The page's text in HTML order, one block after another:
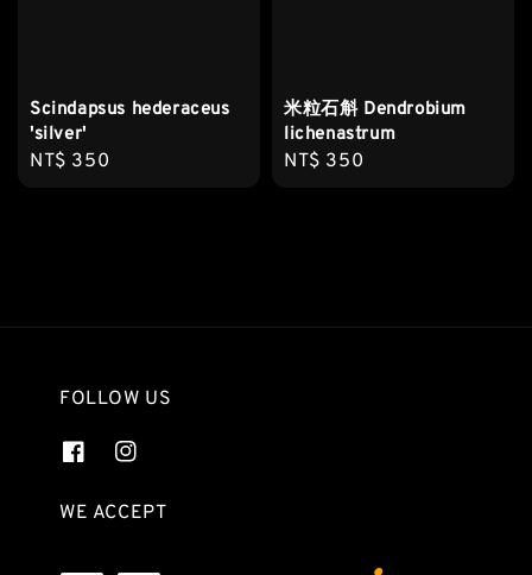
Scindapsus hederaceus
'silver'
Regular
NT$ 350
米粒石斛 Dendrobium
lichenastrum
Regular
NT$ 350
FOLLOW US
WE ACCEPT